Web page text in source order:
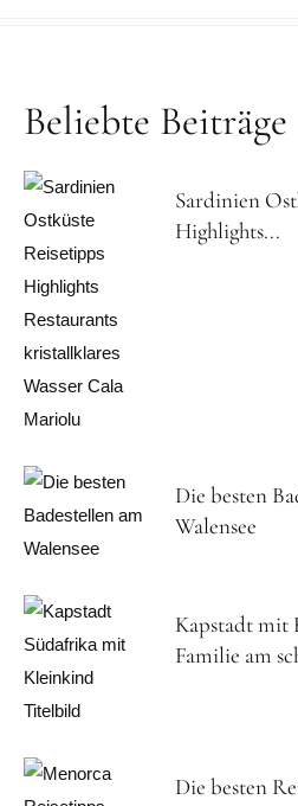
Beliebte Beiträge
Sardinien
Highlights...
Die besten
Walensee
Kapstadt mit
Familie am
Die besten